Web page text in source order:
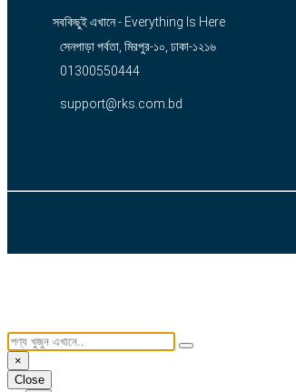
সবকিছুই এখানে - Everything Is Here
সেনপাড়া পর্বতা, মিরপুর-১০, ঢাকা-১২১৬
01300550444
support@rks.com.bd
×
Close